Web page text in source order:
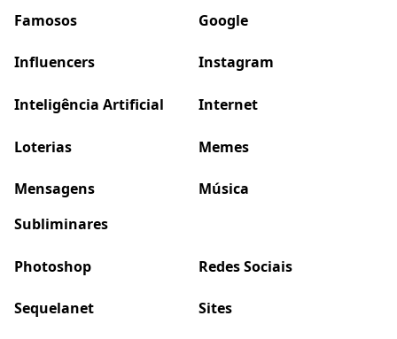
Famosos Google
Influencers Instagram
Inteligência Artificial Internet
Loterias Memes
Mensagens
Subliminares
Música
Photoshop Redes Sociais
Sequelanet Sites